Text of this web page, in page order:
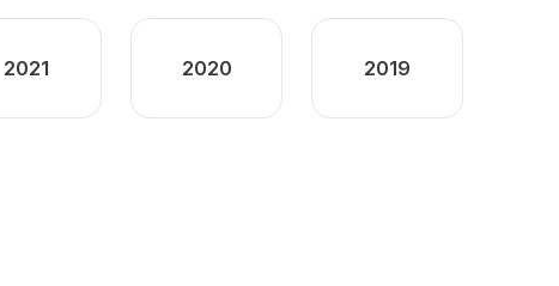
2021 2020 2019